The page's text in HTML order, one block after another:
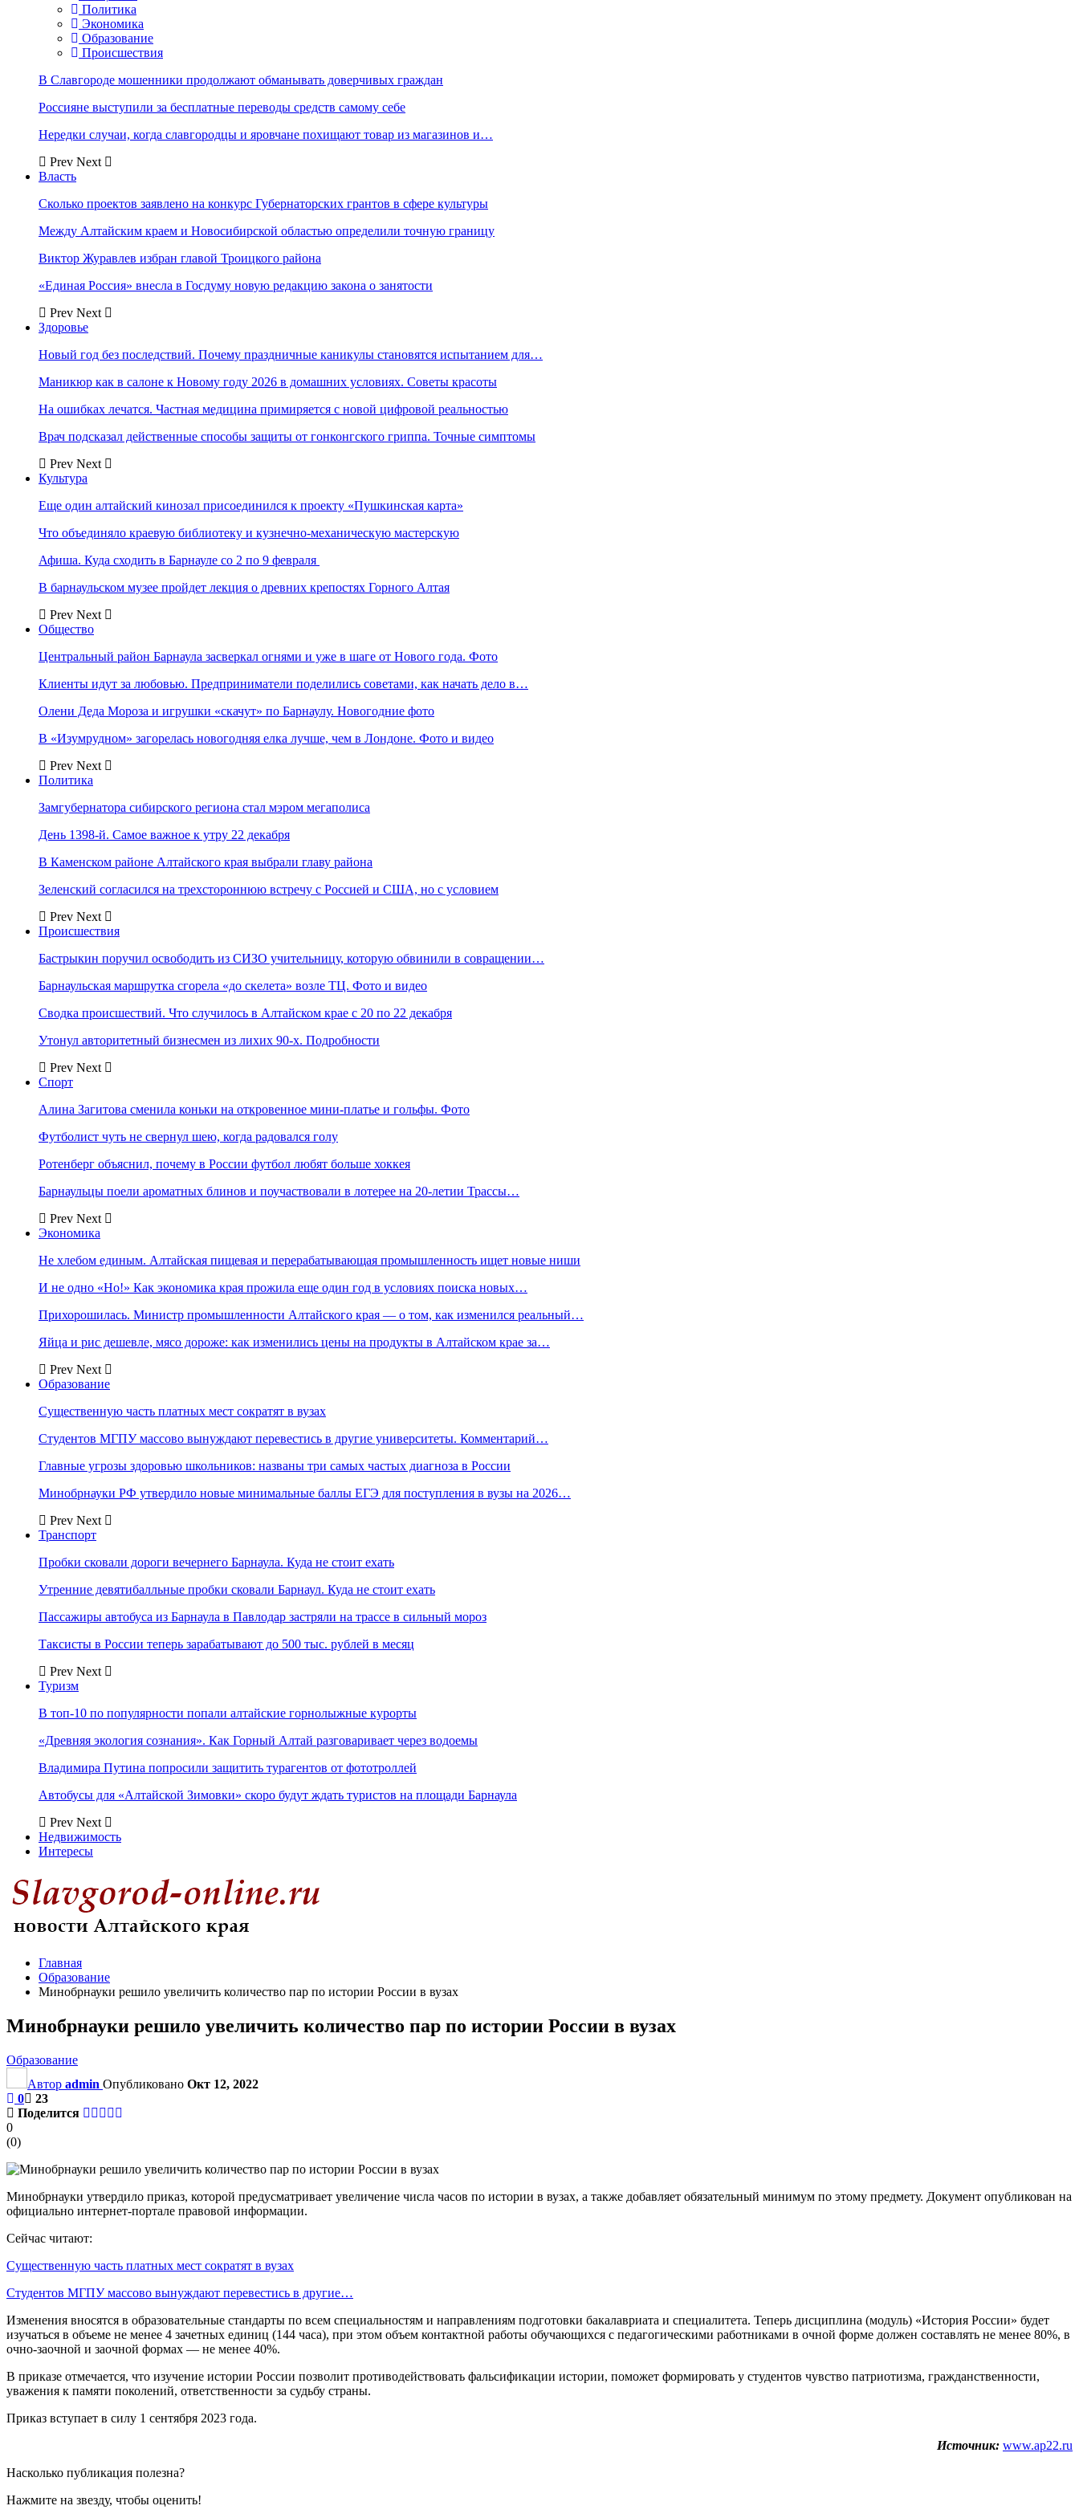
Политика
Экономика
Образование
Происшествия
В Славгороде мошенники продолжают обманывать доверчивых граждан
Россияне выступили за бесплатные переводы средств самому себе
Нередки случаи, когда славгородцы и яровчане похищают товар из магазинов и…
Prev Next
Власть
Сколько проектов заявлено на конкурс Губернаторских грантов в сфере культуры
Между Алтайским краем и Новосибирской областью определили точную границу
Виктор Журавлев избран главой Троицкого района
«Единая Россия» внесла в Госдуму новую редакцию закона о занятости
Prev Next
Здоровье
Новый год без последствий. Почему праздничные каникулы становятся испытанием для…
Маникюр как в салоне к Новому году 2026 в домашних условиях. Советы красоты
На ошибках лечатся. Частная медицина примиряется с новой цифровой реальностью
Врач подсказал действенные способы защиты от гонконгского гриппа. Точные симптомы
Prev Next
Культура
Еще один алтайский кинозал присоединился к проекту «Пушкинская карта»
Что объединяло краевую библиотеку и кузнечно-механическую мастерскую
Афиша. Куда сходить в Барнауле со 2 по 9 февраля
В барнаульском музее пройдет лекция о древних крепостях Горного Алтая
Prev Next
Общество
Центральный район Барнаула засверкал огнями и уже в шаге от Нового года. Фото
Клиенты идут за любовью. Предприниматели поделились советами, как начать дело в…
Олени Деда Мороза и игрушки «скачут» по Барнаулу. Новогодние фото
В «Изумрудном» загорелась новогодняя елка лучше, чем в Лондоне. Фото и видео
Prev Next
Политика
Замгубернатора сибирского региона стал мэром мегаполиса
День 1398-й. Самое важное к утру 22 декабря
В Каменском районе Алтайского края выбрали главу района
Зеленский согласился на трехстороннюю встречу с Россией и США, но с условием
Prev Next
Происшествия
Бастрыкин поручил освободить из СИЗО учительницу, которую обвинили в совращении…
Барнаульская маршрутка сгорела «до скелета» возле ТЦ. Фото и видео
Сводка происшествий. Что случилось в Алтайском крае с 20 по 22 декабря
Утонул авторитетный бизнесмен из лихих 90-х. Подробности
Prev Next
Спорт
Алина Загитова сменила коньки на откровенное мини-платье и гольфы. Фото
Футболист чуть не свернул шею, когда радовался голу
Ротенберг объяснил, почему в России футбол любят больше хоккея
Барнаульцы поели ароматных блинов и поучаствовали в лотерее на 20-летии Трассы…
Prev Next
Экономика
Не хлебом единым. Алтайская пищевая и перерабатывающая промышленность ищет новые ниши
И не одно «Но!» Как экономика края прожила еще один год в условиях поиска новых…
Прихорошилась. Министр промышленности Алтайского края — о том, как изменился реальный…
Яйца и рис дешевле, мясо дороже: как изменились цены на продукты в Алтайском крае за…
Prev Next
Образование
Существенную часть платных мест сократят в вузах
Студентов МГПУ массово вынуждают перевестись в другие университеты. Комментарий…
Главные угрозы здоровью школьников: названы три самых частых диагноза в России
Минобрнауки РФ утвердило новые минимальные баллы ЕГЭ для поступления в вузы на 2026…
Prev Next
Транспорт
Пробки сковали дороги вечернего Барнаула. Куда не стоит ехать
Утренние девятибалльные пробки сковали Барнаул. Куда не стоит ехать
Пассажиры автобуса из Барнаула в Павлодар застряли на трассе в сильный мороз
Таксисты в России теперь зарабатывают до 500 тыс. рублей в месяц
Prev Next
Туризм
В топ-10 по популярности попали алтайские горнолыжные курорты
«Древняя экология сознания». Как Горный Алтай разговаривает через водоемы
Владимира Путина попросили защитить турагентов от фототроллей
Автобусы для «Алтайской Зимовки» скоро будут ждать туристов на площади Барнаула
Prev Next
Недвижимость
Интересы
Главная
Образование
Минобрнауки решило увеличить количество пар по истории России в вузах
Минобрнауки решило увеличить количество пар по истории России в вузах
Образование
Автор admin Опубликовано Окт 12, 2022
0
23
Поделится
0
(0)
Минобрнауки утвердило приказ, которой предусматривает увеличение числа часов по истории в вузах, а также добавляет обязательный минимум по этому предмету. Документ опубликован на
официально интернет-портале правовой информации.
Сейчас читают:
Существенную часть платных мест сократят в вузах
Студентов МГПУ массово вынуждают перевестись в другие…
Изменения вносятся в образовательные стандарты по всем специальностям и направлениям подготовки бакалавриата и специалитета. Теперь дисциплина (модуль) «История России» будет
изучаться в объеме не менее 4 зачетных единиц (144 часа), при этом объем контактной работы обучающихся с педагогическими работниками в очной форме должен составлять не менее 80%, в
очно-заочной и заочной формах — не менее 40%.
В приказе отмечается, что изучение истории России позволит противодействовать фальсификации истории, поможет формировать у студентов чувство патриотизма, гражданственности,
уважения к памяти поколений, ответственности за судьбу страны.
Приказ вступает в силу 1 сентября 2023 года.
Источник: www.ap22.ru
Насколько публикация полезна?
Нажмите на звезду, чтобы оценить!